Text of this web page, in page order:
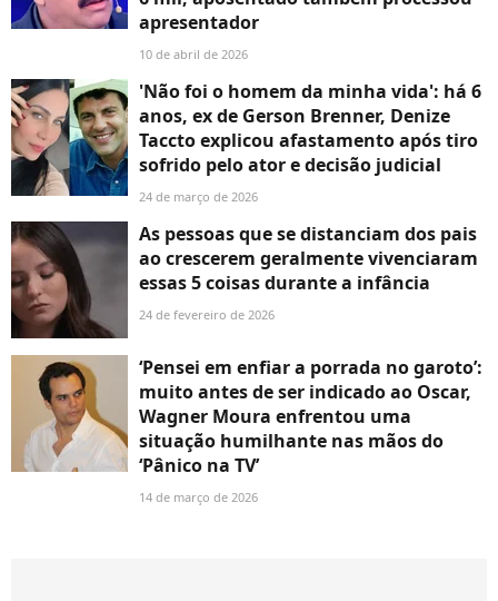
apresentador
10 de abril de 2026
'Não foi o homem da minha vida': há 6
anos, ex de Gerson Brenner, Denize
Taccto explicou afastamento após tiro
sofrido pelo ator e decisão judicial
24 de março de 2026
As pessoas que se distanciam dos pais
ao crescerem geralmente vivenciaram
essas 5 coisas durante a infância
24 de fevereiro de 2026
‘Pensei em enfiar a porrada no garoto’:
muito antes de ser indicado ao Oscar,
Wagner Moura enfrentou uma
situação humilhante nas mãos do
‘Pânico na TV’
14 de março de 2026